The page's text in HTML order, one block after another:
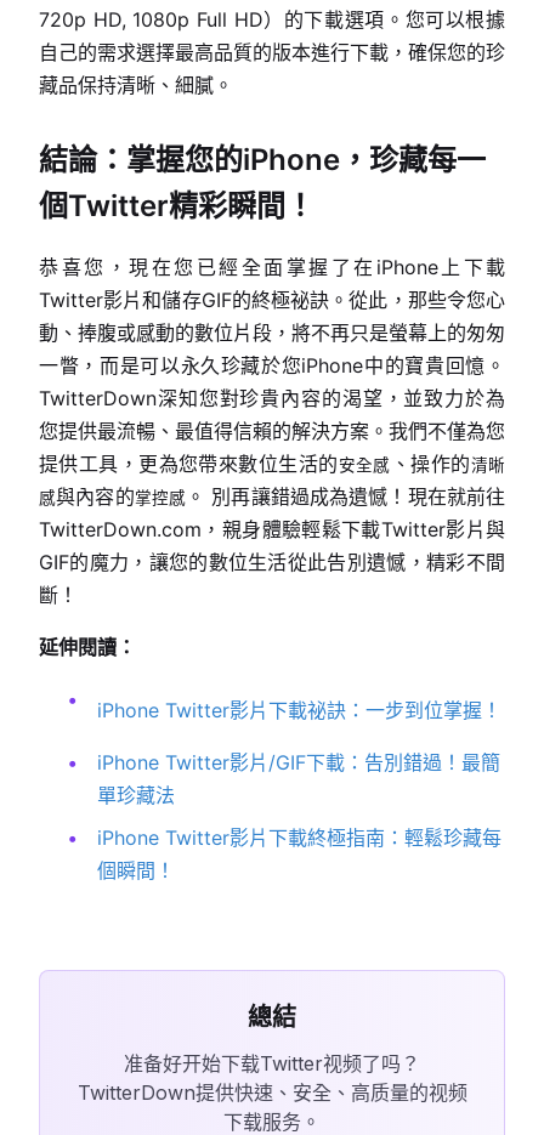
720p HD, 1080p Full HD）的下載選項。您可以根據
自己的需求選擇最高品質的版本進行下載，確保您的珍
藏品保持清晰、細膩。
結論：掌握您的iPhone，珍藏每一
個Twitter精彩瞬間！
恭喜您，現在您已經全面掌握了在iPhone上下載
Twitter影片和儲存GIF的終極祕訣。從此，那些令您心
動、捧腹或感動的數位片段，將不再只是螢幕上的匆匆
一瞥，而是可以永久珍藏於您iPhone中的寶貴回憶。
TwitterDown深知您對珍貴內容的渴望，並致力於為
您提供最流暢、最值得信賴的解決方案。我們不僅為您
提供工具，更為您帶來數位生活的安全感 、操作的清晰
感與內容的掌控感 。 別再讓錯過成為遺憾！現在就前往
TwitterDown.com，親身體驗輕鬆下載Twitter影片與
GIF的魔力，讓您的數位生活從此告別遺憾，精彩不間
斷！
延伸閱讀：
iPhone Twitter影片下載祕訣：一步到位掌握！
iPhone Twitter影片/GIF下載：告別錯過！最簡
單珍藏法
iPhone Twitter影片下載終極指南：輕鬆珍藏每
個瞬間！
總結
准备好开始下载Twitter视频了吗？
TwitterDown提供快速、安全、高质量的视频
下载服务。